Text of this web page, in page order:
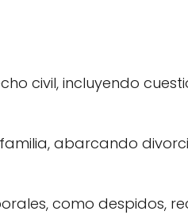
civil, incluyendo
abarcando
como despidos,